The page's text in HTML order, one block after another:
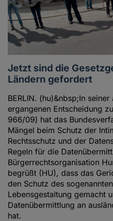
Jetzt sind die
Ländern gefordert
BERLIN. (hu)&nbsp;In
ergangenen Entscheidung
966/09) hat das
Mängel beim Schutz der
Rechtsschutz und der
Regeln für die
Bürgerrechtsorganisation
begrüßt (HU), dass das
den Schutz des
Lebensgestaltung gemacht
Datenübermittlung an
hat.